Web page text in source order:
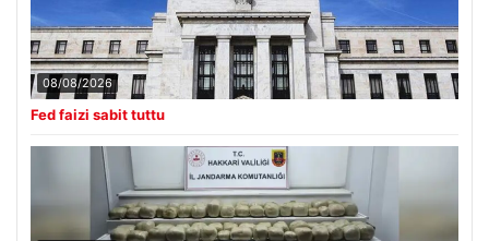
08/08/2026
Fed faizi sabit tuttu